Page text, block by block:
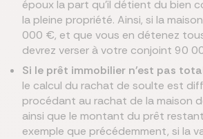
époux la part qu'il détient du bien
la pleine propriété. Ainsi, si la
000 €, et que vous en détenez
devrez verser à votre conjoint 90
Si le prêt immobilier n'est pas
le calcul du rachat de soulte est
procédant au rachat de la maison
ainsi que le montant du prêt
exemple que précédemment, si la